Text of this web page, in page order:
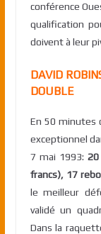
conférence
qualification
doivent à leur
DAVID
DOUBLE
En 50 minutes
exceptionnel
7 mai 1993:
francs), 17
le meilleur
validé un
Dans la